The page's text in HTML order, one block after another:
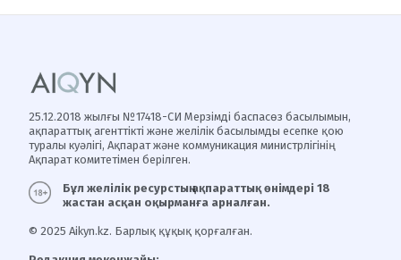
25.12.2018 жылғы №17418-СИ Мерзімді баспасөз басылымын,
ақпараттық агенттікті және желілік басылымды есепке қою
туралы куәлігі, Ақпарат және коммуникация министрлігінің
Ақпарат комитетімен берілген.
Бұл желілік ресурстың ақпараттық өнімдері 18
жастан асқан оқырманға арналған.
© 2025 Aikyn.kz. Барлық құқық қорғалған.